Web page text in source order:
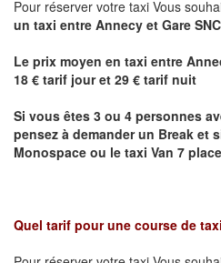
Pour réserver votre taxi Vous
un taxi entre Annecy et Gare
Le prix moyen en taxi entre
18 € tarif jour et 29 € tarif nuit
Si vous êtes 3 ou 4 personnes
pensez à demander un Break et
Monospace ou le taxi Van 7
Quel tarif pour une course de